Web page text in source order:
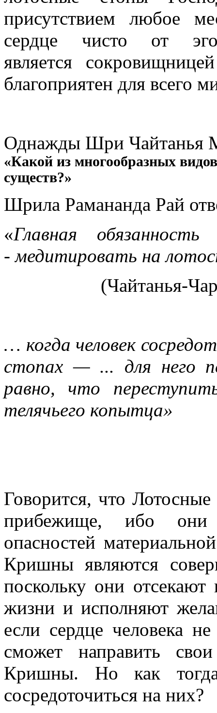
присутствием любое
сердце чисто от
является
благоприятен для всего
Однажды Шри Чайтанья
«Какой из многообразных
существ?»
Шрила Рамананда Рай
«Главная
- медитировать на
(Чайтанья-
… когда человек
стопах — ... для него
равно, что
телячьего копытца»
Говорится, что
прибежище, ибо они
опасностей
Кришны являются
поскольку они отсекают
жизни и исполняют
если сердце человека
сможет направить
Кришны. Но как
сосредоточиться на них?